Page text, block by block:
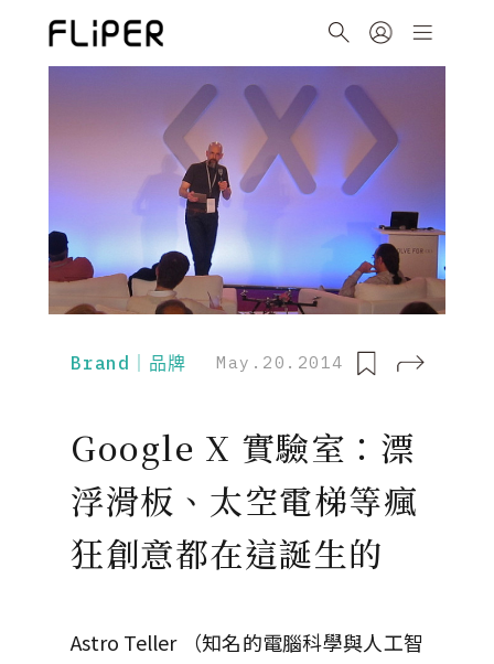
Brand｜品牌 May.20.2014
Google X 實驗室：漂
浮滑板、太空電梯等瘋
狂創意都在這誕生的
Astro Teller （知名的電腦科學與人工智